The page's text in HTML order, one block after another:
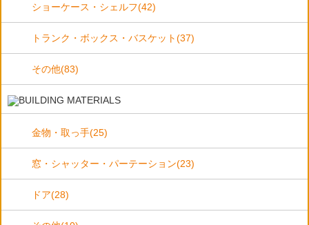
ショーケース・シェルフ(42)
トランク・ボックス・バスケット(37)
その他(83)
金物・取っ手(25)
窓・シャッター・パーテーション(23)
ドア(28)